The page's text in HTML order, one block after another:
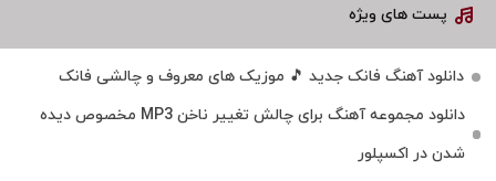
پست های ویژه
دانلود آهنگ فانک جدید 🎵 موزیک‌ های معروف و چالشی فانک
دانلود مجموعه آهنگ برای چالش تغییر ناخن MP3 مخصوص دیده
شدن در اکسپلور